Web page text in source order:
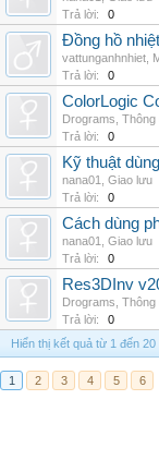
Trả lời:
0
Đồng hồ
vattunganhnhiet
Trả lời:
0
ColorLogic
Drograms Thông
Trả lời:
0
Kỹ thuật
nana01
Giao lưu
Trả lời:
0
Cách dùng
nana01
Giao lưu
Trả lời:
0
Res3DInv
Drograms Thông
Trả lời:
0
Hiển thị kết quả từ 1 đến 20
1 2 3 4 5 6